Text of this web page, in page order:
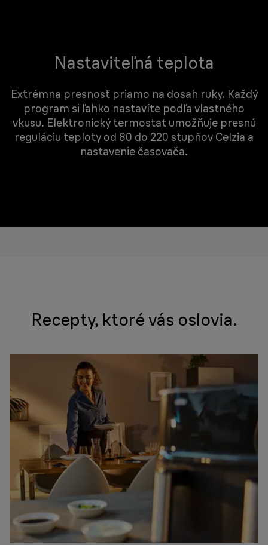
Nastaviteľná teplota
Extrémna presnosť priamo na dosah ruky. Každý
program si ľahko nastavíte podľa vlastného
vkusu. Elektronický termostat umožňuje presnú
reguláciu teploty od 80 do 220 stupňov Celzia a
nastavenie časovača.
Recepty, ktoré vás oslovia.